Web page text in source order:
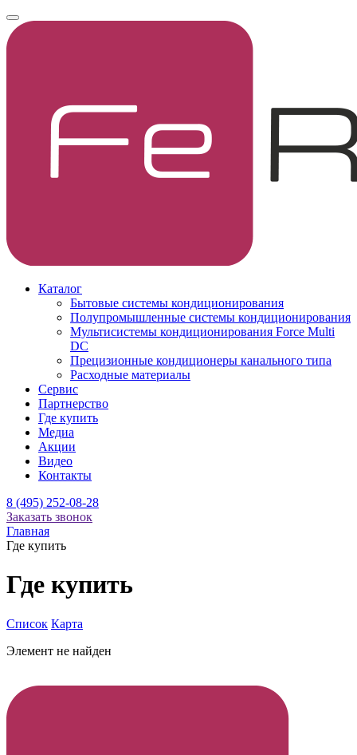
Каталог
Бытовые системы кондиционирования
Полупромышленные системы кондиционирования
Мультисистемы кондиционирования Force Multi
DC
Прецизионные кондиционеры канального типа
Расходные материалы
Сервис
Партнерство
Где купить
Медиа
Акции
Видео
Контакты
8 (495) 252-08-28
Заказать звонок
Главная
Где купить
Где купить
Список Карта
Элемент не найден